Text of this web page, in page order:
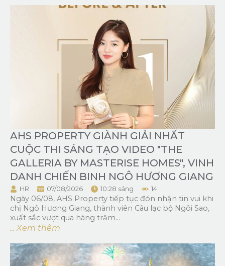
AHS PROPERTY GIÀNH GIẢI NHẤT
CUỘC THI SÁNG TẠO VIDEO "THE
GALLERIA BY MASTERISE HOMES", VINH
DANH CHIẾN BINH NGÔ HƯƠNG GIANG
HR 07/08/2026 10:28 sáng 14
Ngày 06/08, AHS Property tiếp tục đón nhận tin vui khi
chị Ngô Hương Giang, thành viên Câu lạc bộ Ngôi Sao,
xuất sắc vượt qua hàng trăm...
... Xem thêm